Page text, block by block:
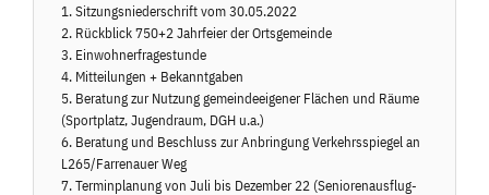
1. Sitzungsniederschrift vom 30.05.2022
2. Rückblick 750+2 Jahrfeier der Ortsgemeinde
3. Einwohnerfragestunde
4. Mitteilungen + Bekanntgaben
5. Beratung zur Nutzung gemeindeeigener Flächen und Räume
(Sportplatz, Jugendraum, DGH u.a.)
6. Beratung und Beschluss zur Anbringung Verkehrsspiegel an
L265/Farrenauer Weg
7. Terminplanung von Juli bis Dezember 22 (Seniorenausflug-